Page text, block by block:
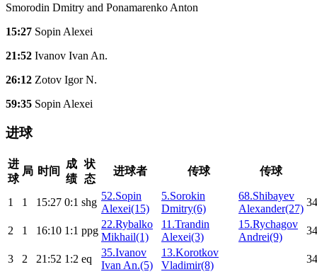
Smorodin Dmitry and Ponamarenko Anton
15:27 Sopin Alexei
21:52 Ivanov Ivan An.
26:12 Zotov Igor N.
59:35 Sopin Alexei
进球
进
球
局 时间
成
绩
状
态
进球者 传球 传球
1 1 15:27 0:1 shg
52.Sopin
Alexei(15)
5.Sorokin
Dmitry(6)
68.Shibayev
Alexander(27)
2 1 16:10 1:1 ppg
22.Rybalko
Mikhail(1)
11.Trandin
Alexei(3)
15.Rychagov
Andrei(9)
3 2 21:52 1:2 eq
35.Ivanov
Ivan An.(5)
13.Korotkov
Vladimir(8)